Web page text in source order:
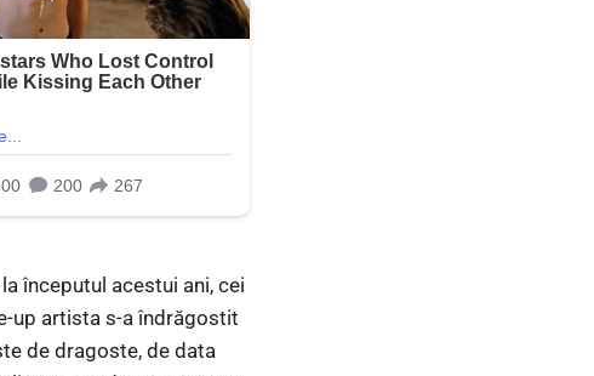
începutul acestui ani, cei
up artista s-a îndrăgostit
de dragoste, de data